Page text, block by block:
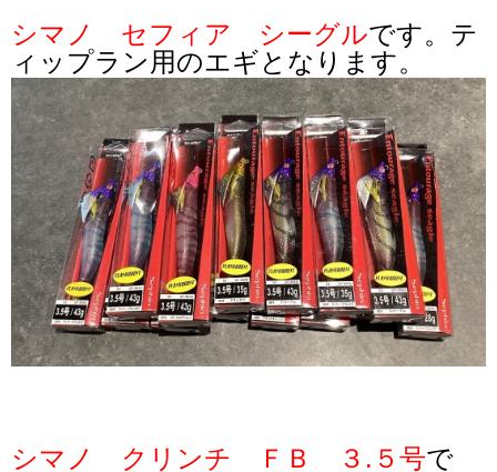
シマノ セフィア シーグルです。テ
ィップラン用のエギとなります。
シマノ クリンチ ＦＢ ３.５号で